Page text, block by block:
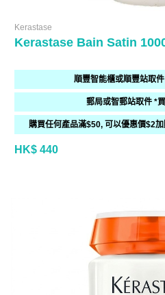
Kerastase
Kerastase Bain Satin
順豐智能櫃或順豐站取
郵局或智郵站取件 *
購買任何產品滿$50, 可以優惠價$2
HK$ 440